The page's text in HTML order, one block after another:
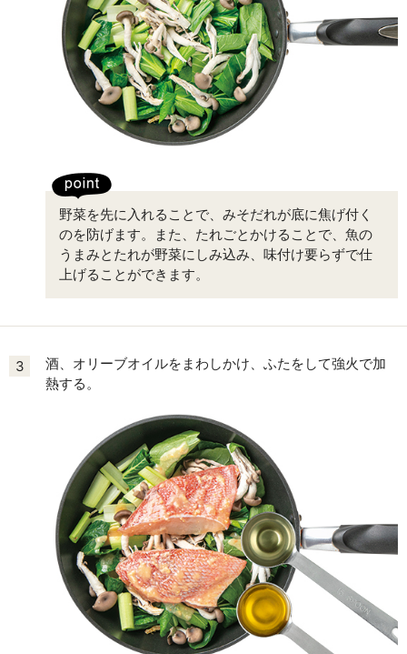
野菜を先に入れることで、みそだれが底に焦げ付く
のを防げます。また、たれごとかけることで、魚の
うまみとたれが野菜にしみ込み、味付け要らずで仕
上げることができます。
3
酒、オリーブオイルをまわしかけ、ふたをして強火で加
熱する。